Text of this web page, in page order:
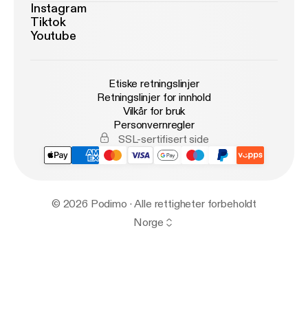
Instagram
Tiktok
Youtube
Etiske retningslinjer
Retningslinjer for innhold
Vilkår for bruk
Personvernregler
SSL-sertifisert side
© 2026 Podimo · Alle rettigheter forbeholdt
Norge